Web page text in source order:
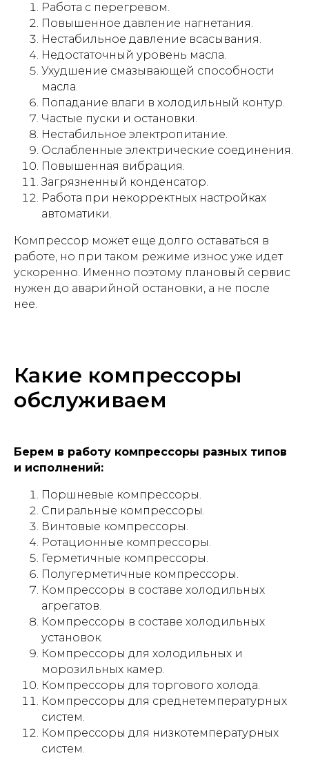
Работа с перегревом.
Повышенное давление нагнетания.
Нестабильное давление всасывания.
Недостаточный уровень масла.
Ухудшение смазывающей способности
масла.
Попадание влаги в холодильный контур.
Частые пуски и остановки.
Нестабильное электропитание.
Ослабленные электрические соединения.
Повышенная вибрация.
Загрязненный конденсатор.
Работа при некорректных настройках
автоматики.
Компрессор может еще долго оставаться в
работе, но при таком режиме износ уже идет
ускоренно. Именно поэтому плановый сервис
нужен до аварийной остановки, а не после
нее.
Какие компрессоры
обслуживаем
Берем в работу компрессоры разных типов
и исполнений:
Поршневые компрессоры.
Спиральные компрессоры.
Винтовые компрессоры.
Ротационные компрессоры.
Герметичные компрессоры.
Полугерметичные компрессоры.
Компрессоры в составе холодильных
агрегатов.
Компрессоры в составе холодильных
установок.
Компрессоры для холодильных и
морозильных камер.
Компрессоры для торгового холода.
Компрессоры для среднетемпературных
систем.
Компрессоры для низкотемпературных
систем.